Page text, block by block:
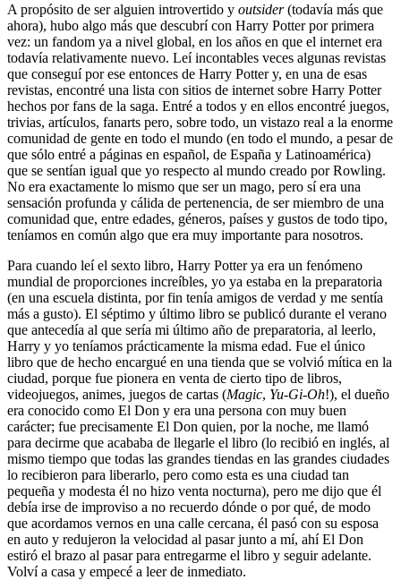
A propósito de ser alguien introvertido y outsider(todavía más que
ahora), hubo algo más que descubrí con Harry Potter por primera
vez: un fandom ya a nivel global, en los años en que el internet era
todavía relativamente nuevo. Leí incontables veces algunas revistas
que conseguí por ese entonces de Harry Potter y, en una de esas
revistas, encontré una lista con sitios de internet sobre Harry Potter
hechos por fans de la saga. Entré a todos y en ellos encontré juegos,
trivias, artículos, fanarts pero, sobre todo, un vistazo real a la enorme
comunidad de gente en todo el mundo (en todo el mundo, a pesar de
que sólo entré a páginas en español, de España y Latinoamérica)
que se sentían igual que yo respecto al mundo creado por Rowling.
No era exactamente lo mismo que ser un mago, pero sí era una
sensación profunda y cálida de pertenencia, de ser miembro de una
comunidad que, entre edades, géneros, países y gustos de todo tipo,
teníamos en común algo que era muy importante para nosotros.
Para cuando leí el sexto libro, Harry Potter ya era un fenómeno
mundial de proporciones increíbles, yo ya estaba en la preparatoria
(en una escuela distinta, por fin tenía amigos de verdad y me sentía
más a gusto). El séptimo y último libro se publicó durante el verano
que antecedía al que sería mi último año de preparatoria, al leerlo,
Harry y yo teníamos prácticamente la misma edad. Fue el único
libro que de hecho encargué en una tienda que se volvió mítica en la
ciudad, porque fue pionera en venta de cierto tipo de libros,
videojuegos, animes, juegos de cartas (Magic, Yu-Gi-Oh!), el dueño
era conocido como El Don y era una persona con muy buen
carácter; fue precisamente El Don quien, por la noche, me llamó
para decirme que acababa de llegarle el libro (lo recibió en inglés, al
mismo tiempo que todas las grandes tiendas en las grandes ciudades
lo recibieron para liberarlo, pero como esta es una ciudad tan
pequeña y modesta él no hizo venta nocturna), pero me dijo que él
debía irse de improviso a no recuerdo dónde o por qué, de modo
que acordamos vernos en una calle cercana, él pasó con su esposa
en auto y redujeron la velocidad al pasar junto a mí, ahí El Don
estiró el brazo al pasar para entregarme el libro y seguir adelante.
Volví a casa y empecé a leer de inmediato.